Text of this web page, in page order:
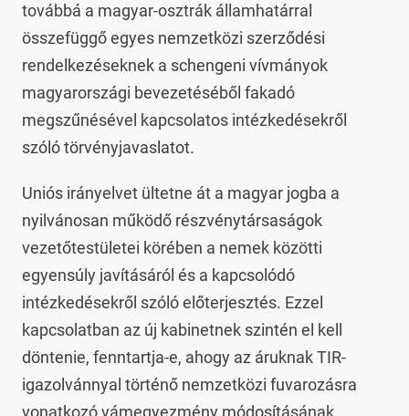
továbbá a magyar-osztrák államhatárral
összefüggő egyes nemzetközi szerződési
rendelkezéseknek a schengeni vívmányok
magyarországi bevezetéséből fakadó
megszűnésével kapcsolatos intézkedésekről
szóló törvényjavaslatot.
Uniós irányelvet ültetne át a magyar jogba a
nyilvánosan működő részvénytársaságok
vezetőtestületei körében a nemek közötti
egyensúly javításáról és a kapcsolódó
intézkedésekről szóló előterjesztés. Ezzel
kapcsolatban az új kabinetnek szintén el kell
döntenie, fenntartja-e, ahogy az áruknak TIR-
igazolvánnyal történő nemzetközi fuvarozásra
vonatkozó vámegyezmény módosításának